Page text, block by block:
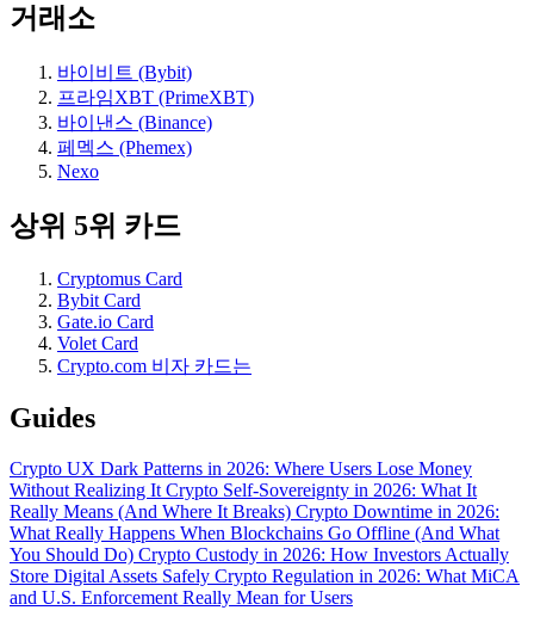
거래소
바이비트 (Bybit)
프라임XBT (PrimeXBT)
바이낸스 (Binance)
페멕스 (Phemex)
Nexo
상위 5위 카드
Cryptomus Card
Bybit Card
Gate.io Card
Volet Card
Crypto.com 비자 카드는
Guides
Crypto UX Dark Patterns in 2026: Where Users Lose Money
Without Realizing It Crypto Self-Sovereignty in 2026: What It
Really Means (And Where It Breaks) Crypto Downtime in 2026:
What Really Happens When Blockchains Go Offline (And What
You Should Do) Crypto Custody in 2026: How Investors Actually
Store Digital Assets Safely Crypto Regulation in 2026: What MiCA
and U.S. Enforcement Really Mean for Users